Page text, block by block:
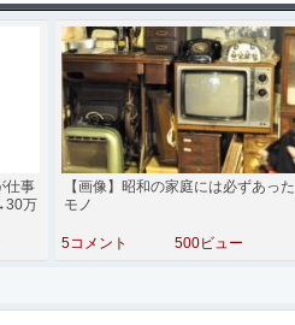
仕事
万
【画像】昭和の家庭には必ずあった
モノ
5コメント 500ビュー